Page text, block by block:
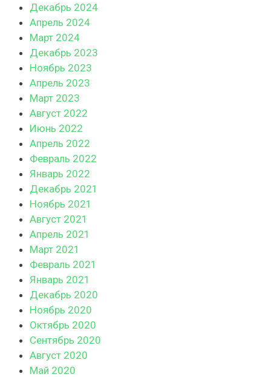
Декабрь 2024
Апрель 2024
Март 2024
Декабрь 2023
Ноябрь 2023
Апрель 2023
Март 2023
Август 2022
Июнь 2022
Апрель 2022
Февраль 2022
Январь 2022
Декабрь 2021
Ноябрь 2021
Август 2021
Апрель 2021
Март 2021
Февраль 2021
Январь 2021
Декабрь 2020
Ноябрь 2020
Октябрь 2020
Сентябрь 2020
Август 2020
Май 2020